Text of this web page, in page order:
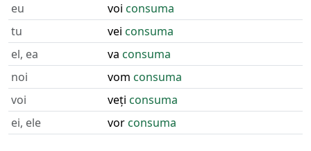
eu voi consuma
tu
vei consuma
el, ea
va consuma
noi
vom consuma
voi
veți consuma
ei, ele
vorconsuma